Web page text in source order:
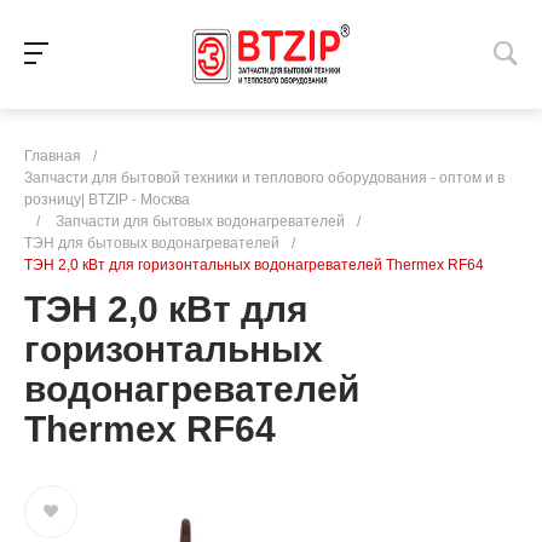
Главная
/
Запчасти для бытовой техники и теплового оборудования - оптом и в
розницу| BTZIP - Москва
/
Запчасти для бытовых водонагревателей
/
ТЭН для бытовых водонагревателей
/
ТЭН 2,0 кВт для горизонтальных водонагревателей Thermex RF64
ТЭН 2,0 кВт для
горизонтальных
водонагревателей
Thermex RF64